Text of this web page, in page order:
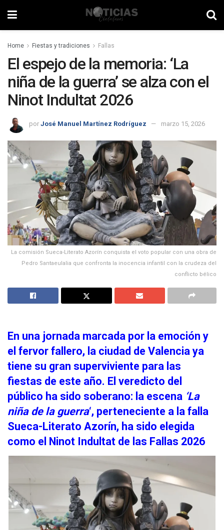
Home Fiestas y tradiciones Fallas
El espejo de la memoria: ‘La
niña de la guerra’ se alza con el
Ninot Indultat 2026
por José Manuel Martínez Rodríguez marzo 15, 2026
La comisión Sueca-Literato Azorín conquista el voto popular con una obra de
Pedro Santaeulalia que confronta la inocencia infantil con la crudeza del
conflicto bélico
En una jornada marcada por la emoción y
el fervor fallero, la ciudad de Valencia ya
tiene su gran superviviente para las
fiestas de este año. El veredicto del
público ha sido soberano: la escena ‘La
niña de la guerra‘, perteneciente a la falla
Sueca-Literato Azorín, ha sido elegida
como el Ninot Indultat de las Fallas 2026